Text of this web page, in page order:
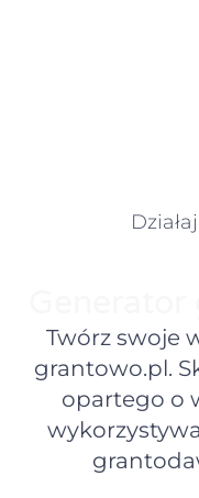
Twórz swoje
grantowo.pl.
opartego o